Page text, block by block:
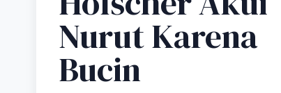
Nurut Karena
Bucin